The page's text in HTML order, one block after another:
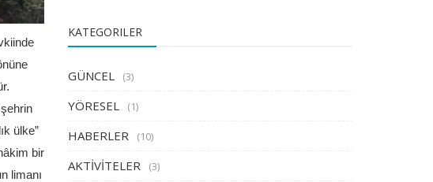
ülke”
bir
limanı
KATEGORILER
GÜNCEL (3)
YÖRESEL (1)
HABERLER (10)
AKTİVİTELER (3)